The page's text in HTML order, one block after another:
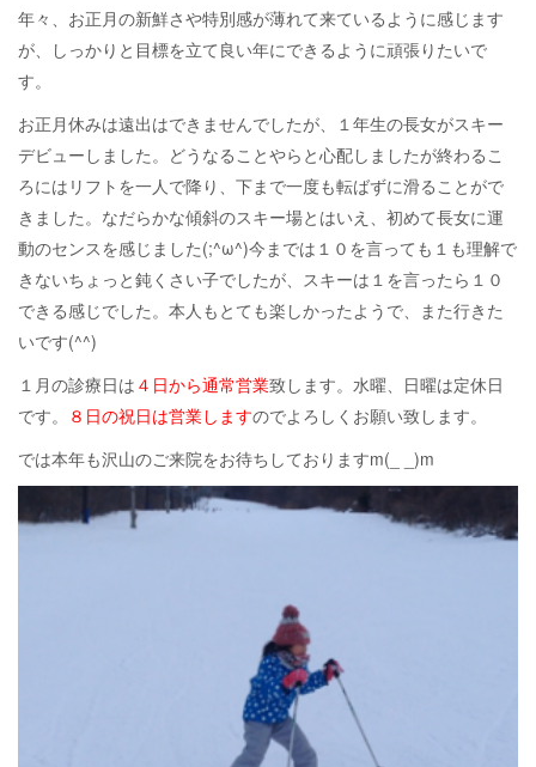
年々、お正月の新鮮さや特別感が薄れて来ているように感じます
が、しっかりと目標を立て良い年にできるように頑張りたいで
す。
お正月休みは遠出はできませんでしたが、１年生の長女がスキー
デビューしました。どうなることやらと心配しましたが終わるこ
ろにはリフトを一人で降り、下まで一度も転ばずに滑ることがで
きました。なだらかな傾斜のスキー場とはいえ、初めて長女に運
動のセンスを感じました(;^ω^)今までは１０を言っても１も理解で
きないちょっと鈍くさい子でしたが、スキーは１を言ったら１０
できる感じでした。本人もとても楽しかったようで、また行きた
いです(^^)
１月の診療日は ４日から通常営業致します。水曜、日曜は定休日
です。
８日の祝日は営業しますのでよろしくお願い致します。
では本年も沢山のご来院をお待ちしておりますm(_ _)m